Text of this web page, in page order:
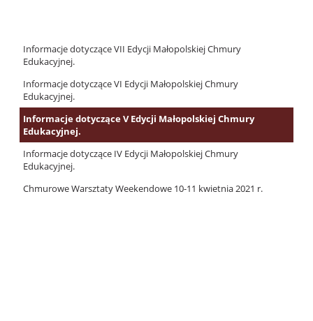
Informacje dotyczące VII Edycji Małopolskiej Chmury
Edukacyjnej.
Informacje dotyczące VI Edycji Małopolskiej Chmury
Edukacyjnej.
Informacje dotyczące V Edycji Małopolskiej Chmury
Edukacyjnej.
Informacje dotyczące IV Edycji Małopolskiej Chmury
Edukacyjnej.
Chmurowe Warsztaty Weekendowe 10-11 kwietnia 2021 r.